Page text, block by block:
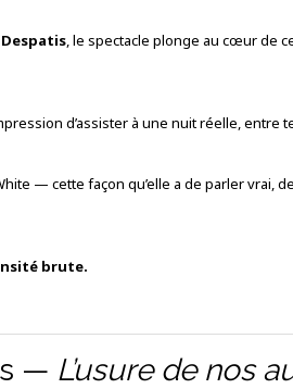
Despatis, le spectacle plonge au cœur de
d’assister à une nuit réelle, entre
— cette façon qu’elle a de parler vrai,
brute.
— L’usure de nos